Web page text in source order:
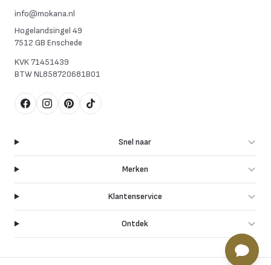
info@mokana.nl
Hogelandsingel 49
7512 GB Enschede
KVK71451439
BTWNL858720681B01
FacebookInstagram
Pinterest
TikTok
Snel naar
Merken
Klantenservice
Ontdek